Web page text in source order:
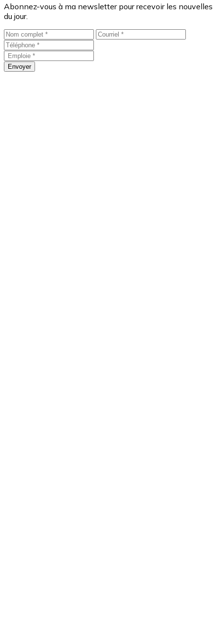
Abonnez-vous à ma newsletter pour recevoir les nouvelles
du jour.
Envoyer